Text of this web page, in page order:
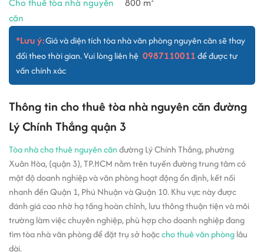
căn
*Lưu ý:Giá và diện tích tòa nhà văn phòng nguyên căn sẽ thay
đổi theo thời gian. Vui lòng liên hệ 0987110011để được tư
vấn chính xác
Thông tin cho thuê tòa nhà nguyên căn đường
Lý Chính Thắng quận 3
Tòa nhà cho thuê nguyên cănđường Lý Chính Thắng, phường
Xuân Hòa, (quận 3), TP.HCM nằm trên tuyến đường trung tâm có
mật độ doanh nghiệp và văn phòng hoạt động ổn định, kết nối
nhanh đến Quận 1, Phú Nhuận và Quận 10. Khu vực này được
đánh giá cao nhờ hạ tầng hoàn chỉnh, lưu thông thuận tiện và môi
trường làm việc chuyên nghiệp, phù hợp cho doanh nghiệp đang
tìm tòa nhà văn phòng để đặt trụ sở hoặccho thuê văn phònglâu
dài.